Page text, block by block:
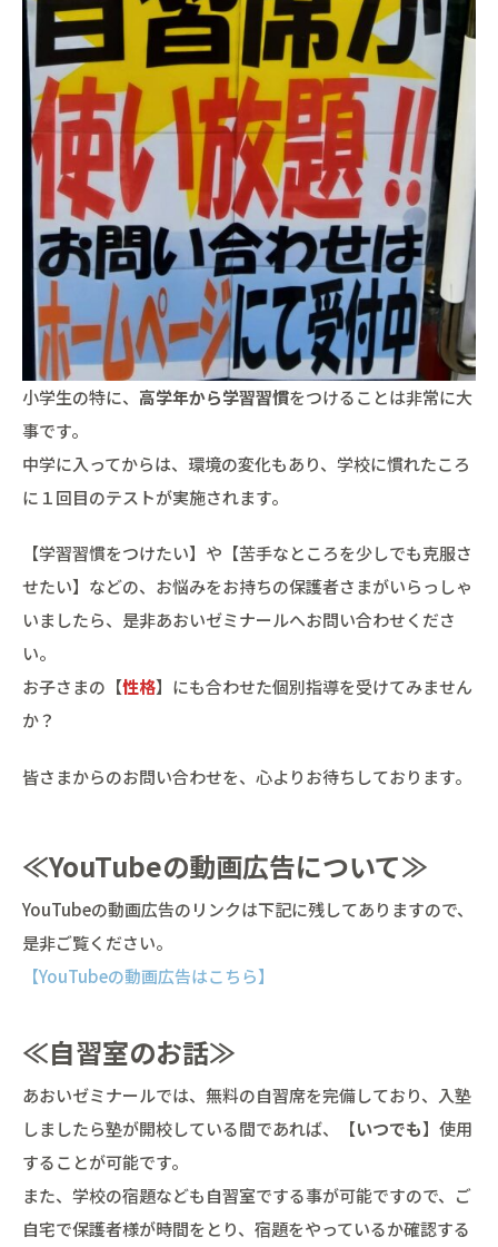
小学生の特に、 高学年から学習習慣をつけることは非常に大
事です。
中学に入ってからは、環境の変化もあり、学校に慣れたころ
に１回目のテストが実施されます。
【学習習慣をつけたい】や【苦手なところを少しでも克服さ
せたい】などの、お悩みをお持ちの保護者さまがいらっしゃ
いましたら、是非あおいゼミナールへお問い合わせくださ
い。
お子さまの【性格】にも合わせた個別指導を受けてみません
か？
皆さまからのお問い合わせを、心よりお待ちしております。
≪YouTubeの動画広告について≫
YouTubeの動画広告のリンクは下記に残してありますので、
是非ご覧ください。
【YouTubeの動画広告はこちら】
≪自習室のお話≫
あおいゼミナールでは、無料の自習席を完備しており、入塾
しましたら塾が開校している間であれば、【いつでも】使用
することが可能です。
また、学校の宿題なども自習室でする事が可能ですので、ご
自宅で保護者様が時間をとり、宿題をやっているか確認する